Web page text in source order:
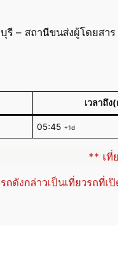
รี – สถานีขนส่งผู้โดยสา
เวลาถึง
05:45 +1d
** เที่
ถดังกล่าวเป็นเที่ยวรถที่